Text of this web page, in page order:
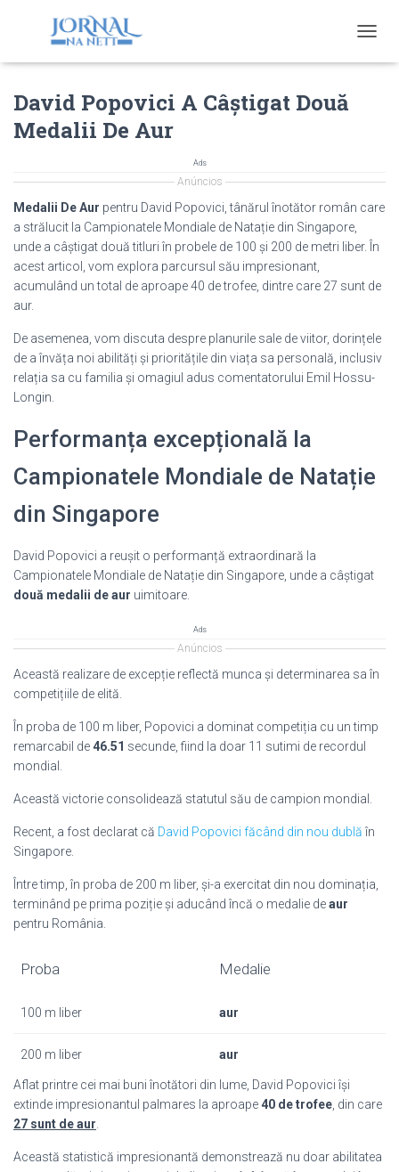
O
V
G
O
David Popovici A Câștigat Două
Medalii De Aur
Ads
Anúncios
Medalii De Aur pentru David Popovici, tânărul înotător român care
a strălucit la Campionatele Mondiale de Natație din Singapore,
unde a câștigat două titluri în probele de 100 și 200 de metri liber. În
acest articol, vom explora parcursul său impresionant,
acumulând un total de aproape 40 de trofee, dintre care 27 sunt de
aur.
De asemenea, vom discuta despre planurile sale de viitor, dorințele
de a învăța noi abilități și prioritățile din viața sa personală, inclusiv
relația sa cu familia și omagiul adus comentatorului Emil Hossu-
Longin.
Performanța excepțională la
Campionatele Mondiale de Natație
din Singapore
David Popovici a reușit o performanță extraordinară la
Campionatele Mondiale de Natație din Singapore, unde a câștigat
două medalii de aur uimitoare.
Ads
Anúncios
Această realizare de excepție reflectă munca și determinarea sa în
competițiile de elită.
În proba de 100 m liber, Popovici a dominat competiția cu un timp
remarcabil de46.51 secunde, fiind la doar 11 sutimi de recordul
mondial.
Această victorie consolidează statutul său de campion mondial.
Recent, a fost declarat că David Popovici făcând din nou dublă în
Singapore.
Între timp, în proba de 200 m liber, și-a exercitat din nou dominația,
terminând pe prima poziție și aducând încă o medalie deaur
pentru România.
Proba Medalie
100 m liber aur
200 m liber aur
Aflat printre cei mai buni înotători din lume, David Popovici își
extinde impresionantul palmares la aproape40 de trofee , din care
27 sunt de aur
Această statistică impresionantă demonstrează nu doar abilitatea